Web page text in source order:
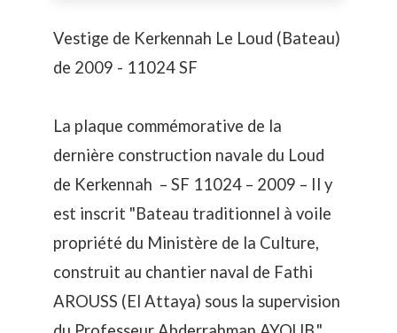
Vestige de Kerkennah Le Loud (Bateau)
de 2009 - 11024 SF
La plaque commémorative de la
dernière construction navale du Loud
de Kerkennah – SF 11024 – 2009 – Il y
est inscrit "Bateau traditionnel à voile
propriété du Ministère de la Culture,
construit au chantier naval de Fathi
AROUSS (El Attaya) sous la supervision